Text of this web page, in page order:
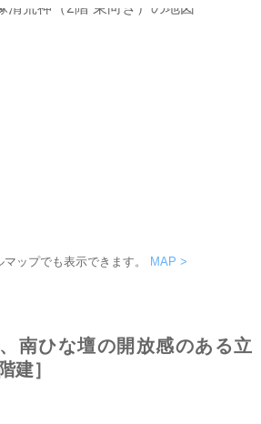
ップでも表示できます。 MAP >
南ひな壇の開放感のある立
建］